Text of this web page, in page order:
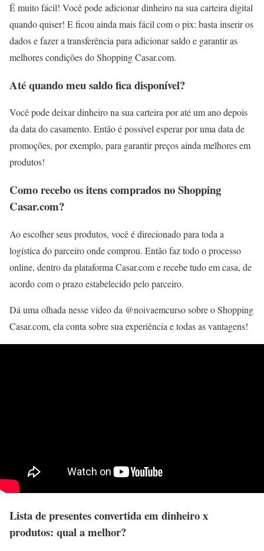
É muito fácil! Você pode adicionar dinheiro na sua carteira digital
quando quiser! E ficou ainda mais fácil com o pix: basta inserir os
dados e fazer a transferência para adicionar saldo e garantir as
melhores condições do Shopping Casar.com.
Até quando meu saldo fica disponível?
Você pode deixar dinheiro na sua carteira por até um ano depois
da data do casamento. Então é possível esperar por uma data de
promoções, por exemplo, para garantir preços ainda melhores em
produtos!
Como recebo os itens comprados no Shopping
Casar.com?
Ao escolher seus produtos, você é direcionado para toda a
logística do parceiro onde comprou. Então faz todo o processo
online, dentro da plataforma Casar.com e recebe tudo em casa, de
acordo com o prazo estabelecido pelo parceiro.
Dá uma olhada nesse vídeo da @noivaemcurso sobre o Shopping
Casar.com, ela conta sobre sua experiência e todas as vantagens!
Lista de presentes convertida em dinheiro x
produtos: qual a melhor?